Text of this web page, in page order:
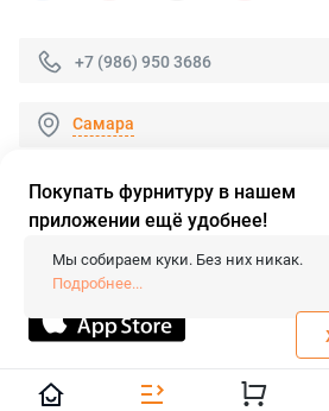
+7 (986) 950 3686
Самара
© 2026 «FieraShop.ru»
Сопровождение сайта
- Вебформат.
Все права защищены.
Не является публичной офертой
Политика конфиденциальности
Покупать фурнитуру в нашем
приложении ещё удобнее!
Мы собираем куки. Без них никак.
Подробнее...